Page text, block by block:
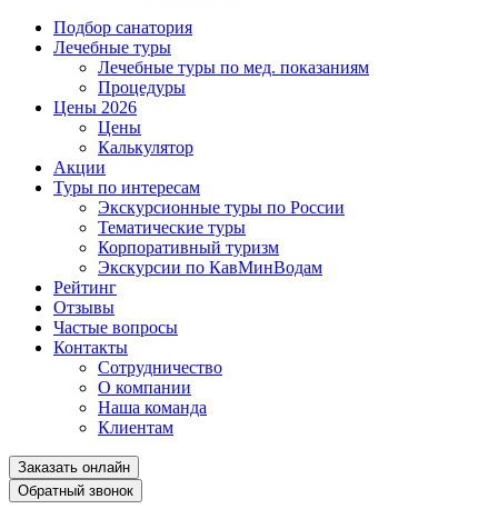
Подбор санатория
Лечебные туры
Лечебные туры по мед. показаниям
Процедуры
Цены 2026
Цены
Калькулятор
Акции
Туры по интересам
Экскурсионные туры по России
Тематические туры
Корпоративный туризм
Экскурсии по КавМинВодам
Рейтинг
Отзывы
Частые вопросы
Контакты
Сотрудничество
О компании
Наша команда
Клиентам
Заказать онлайн
Обратный звонок